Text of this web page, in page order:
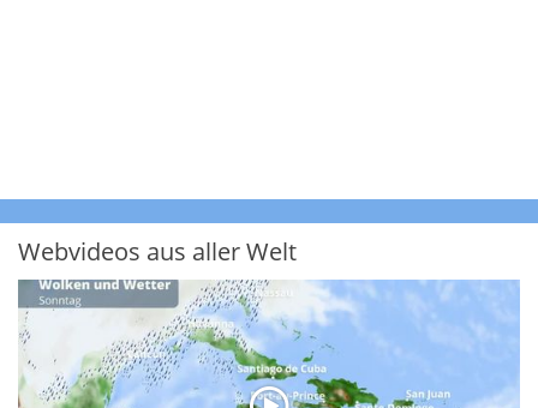
Webvideos aus aller Welt